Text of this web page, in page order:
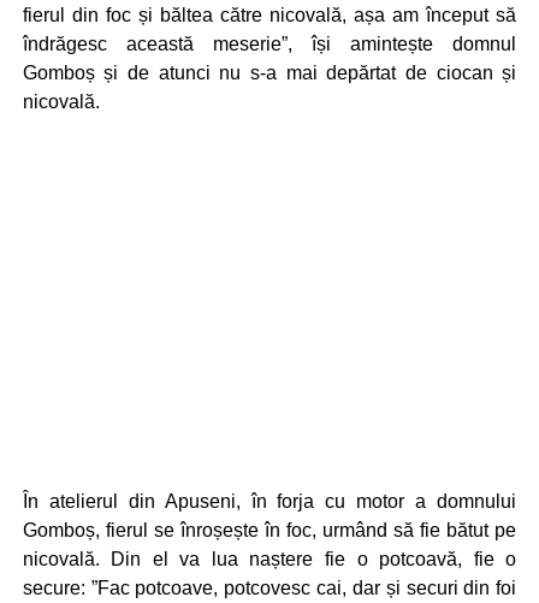
fierul din foc și băltea către nicovală, așa am început să
îndrăgesc această meserie”, își amintește domnul
Gomboș și de atunci nu s-a mai depărtat de ciocan și
nicovală.
În atelierul din Apuseni, în forja cu motor a domnului
Gomboș, fierul se înroșește în foc, urmând să fie bătut pe
nicovală. Din el va lua naștere fie o potcoavă, fie o
secure: ”Fac potcoave, potcovesc cai, dar și securi din foi